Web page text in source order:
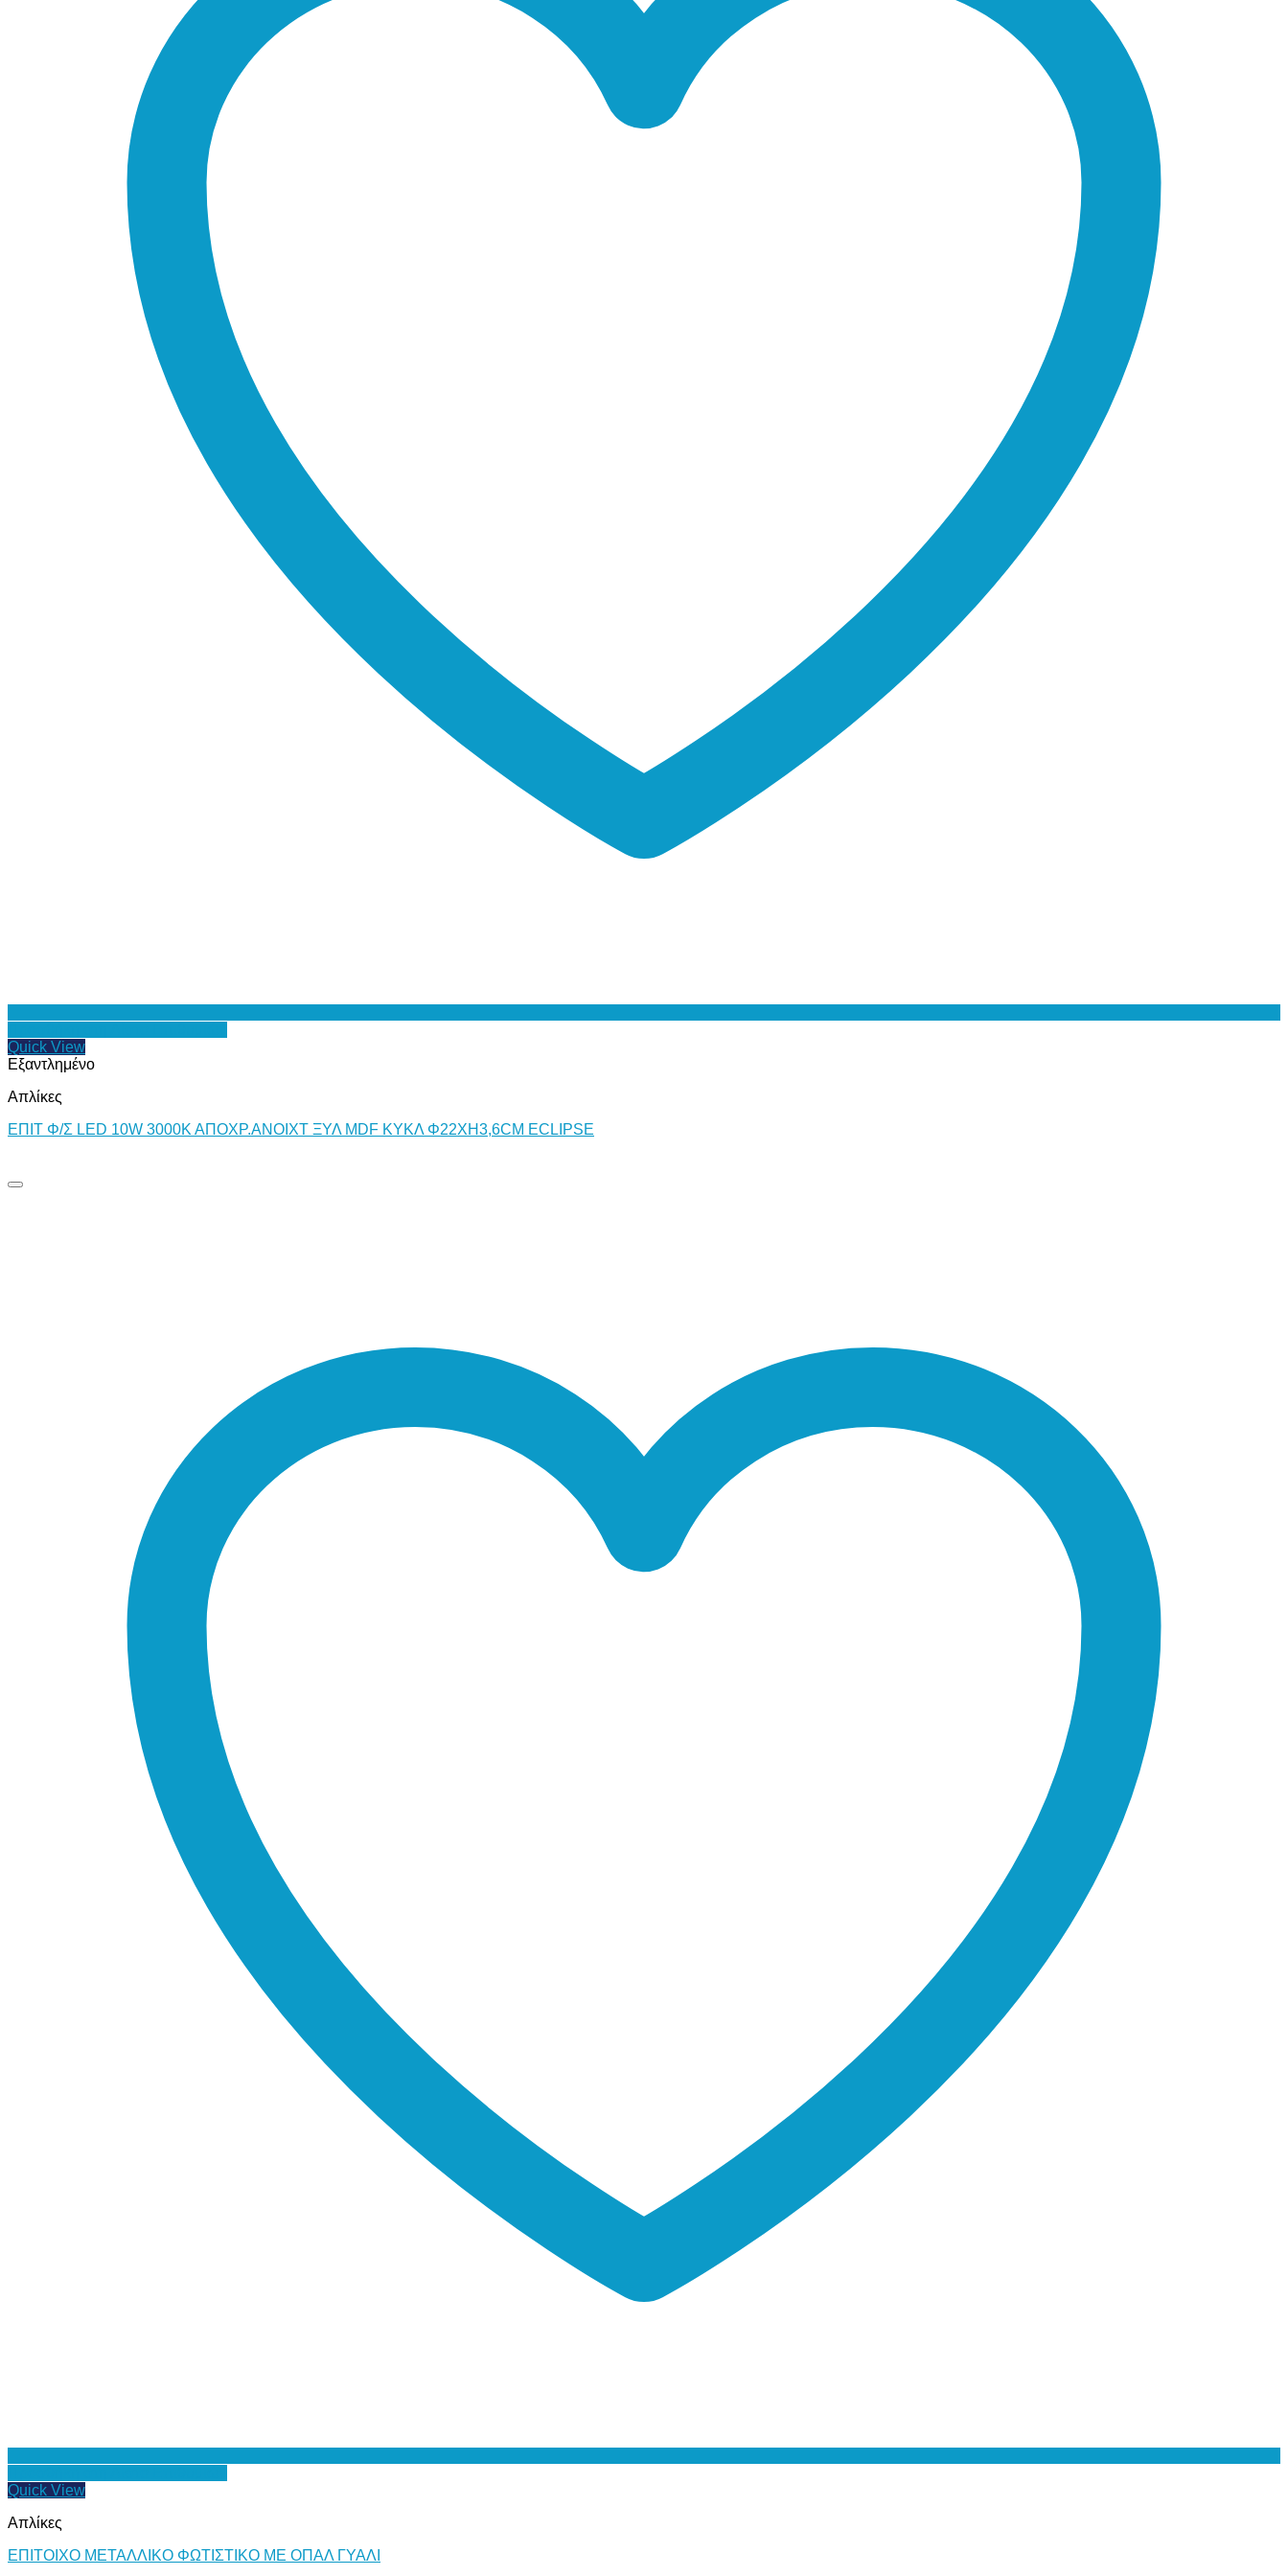
Quick View
Εξαντλημένο
Απλίκες
ΕΠΙΤ Φ/Σ LED 10W 3000Κ ΑΠΟΧΡ.ΑΝΟΙΧΤ ΞΥΛ MDF ΚΥΚΛ Φ22XH3,6CM ECLIPSE
Quick View
Απλίκες
ΕΠΙΤΟΙΧΟ ΜΕΤΑΛΛΙΚΟ ΦΩΤΙΣΤΙΚΟ ΜΕ ΟΠΑΛ ΓΥΑΛΙ